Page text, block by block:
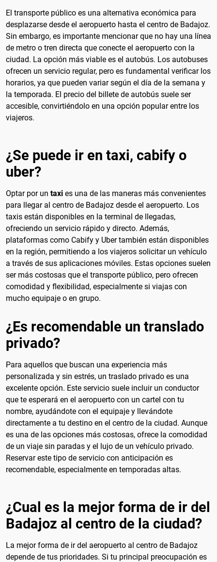
El transporte público es una alternativa económica para
desplazarse desde el aeropuerto hasta el centro de Badajoz.
Sin embargo, es importante mencionar que no hay una línea
de metro o tren directa que conecte el aeropuerto con la
ciudad. La opción más viable es el autobús. Los autobuses
ofrecen un servicio regular, pero es fundamental verificar los
horarios, ya que pueden variar según el día de la semana y
la temporada. El precio del billete de autobús suele ser
accesible, convirtiéndolo en una opción popular entre los
viajeros.
¿Se puede ir en taxi, cabify o
uber?
Optar por un taxi es una de las maneras más convenientes
para llegar al centro de Badajoz desde el aeropuerto. Los
taxis están disponibles en la terminal de llegadas,
ofreciendo un servicio rápido y directo. Además,
plataformas como Cabify y Uber también están disponibles
en la región, permitiendo a los viajeros solicitar un vehículo
a través de sus aplicaciones móviles. Estas opciones suelen
ser más costosas que el transporte público, pero ofrecen
comodidad y flexibilidad, especialmente si viajas con
mucho equipaje o en grupo.
¿Es recomendable un translado
privado?
Para aquellos que buscan una experiencia más
personalizada y sin estrés, un traslado privado es una
excelente opción. Este servicio suele incluir un conductor
que te esperará en el aeropuerto con un cartel con tu
nombre, ayudándote con el equipaje y llevándote
directamente a tu destino en el centro de la ciudad. Aunque
es una de las opciones más costosas, ofrece la comodidad
de un viaje sin paradas y el lujo de un vehículo privado.
Reservar este tipo de servicio con anticipación es
recomendable, especialmente en temporadas altas.
¿Cual es la mejor forma de ir del
Badajoz al centro de la ciudad?
La mejor forma de ir del aeropuerto al centro de Badajoz
depende de tus prioridades. Si tu principal preocupación es